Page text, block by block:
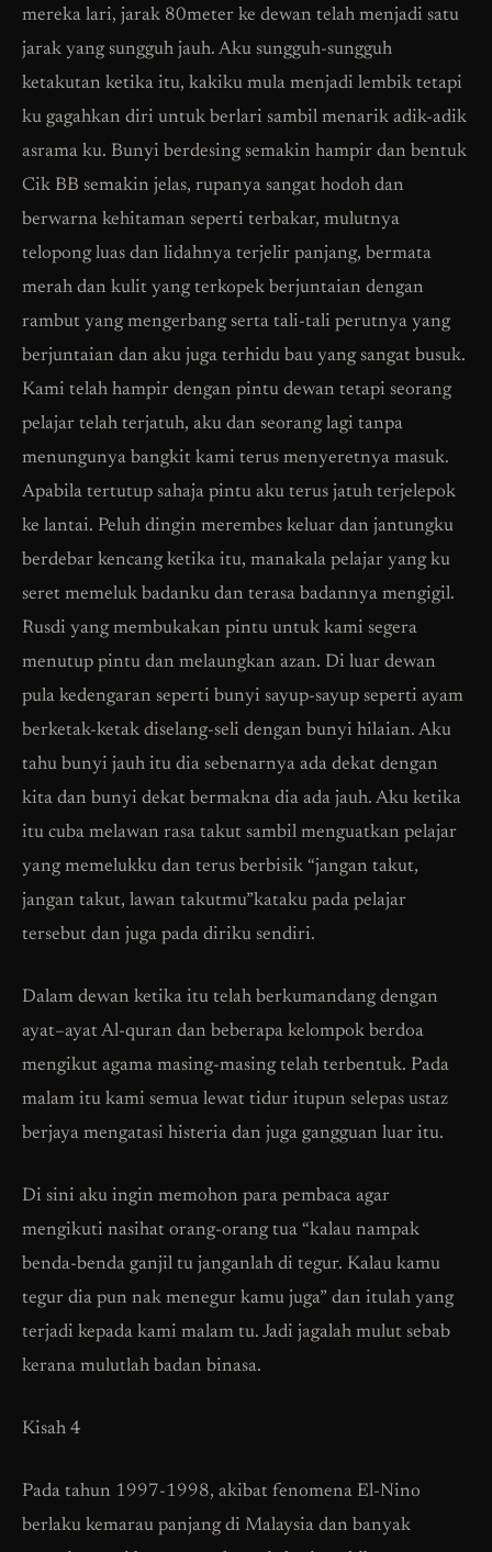
mereka lari, jarak 80meter ke dewan telah menjadi satu
jarak yang sungguh jauh. Aku sungguh-sungguh
ketakutan ketika itu, kakiku mula menjadi lembik tetapi
ku gagahkan diri untuk berlari sambil menarik adik-adik
asrama ku. Bunyi berdesing semakin hampir dan bentuk
Cik BB semakin jelas, rupanya sangat hodoh dan
berwarna kehitaman seperti terbakar, mulutnya
telopong luas dan lidahnya terjelir panjang, bermata
merah dan kulit yang terkopek berjuntaian dengan
rambut yang mengerbang serta tali-tali perutnya yang
berjuntaian dan aku juga terhidu bau yang sangat busuk.
Kami telah hampir dengan pintu dewan tetapi seorang
pelajar telah terjatuh, aku dan seorang lagi tanpa
menungunya bangkit kami terus menyeretnya masuk.
Apabila tertutup sahaja pintu aku terus jatuh terjelepok
ke lantai. Peluh dingin merembes keluar dan jantungku
berdebar kencang ketika itu, manakala pelajar yang ku
seret memeluk badanku dan terasa badannya mengigil.
Rusdi yang membukakan pintu untuk kami segera
menutup pintu dan melaungkan azan. Di luar dewan
pula kedengaran seperti bunyi sayup-sayup seperti ayam
berketak-ketak diselang-seli dengan bunyi hilaian. Aku
tahu bunyi jauh itu dia sebenarnya ada dekat dengan
kita dan bunyi dekat bermakna dia ada jauh. Aku ketika
itu cuba melawan rasa takut sambil menguatkan pelajar
yang memelukku dan terus berbisik “jangan takut,
jangan takut, lawan takutmu”kataku pada pelajar
tersebut dan juga pada diriku sendiri.
Dalam dewan ketika itu telah berkumandang dengan
ayat–ayat Al-quran dan beberapa kelompok berdoa
mengikut agama masing-masing telah terbentuk. Pada
malam itu kami semua lewat tidur itupun selepas ustaz
berjaya mengatasi histeria dan juga gangguan luar itu.
Di sini aku ingin memohon para pembaca agar
mengikuti nasihat orang-orang tua “kalau nampak
benda-benda ganjil tu janganlah di tegur. Kalau kamu
tegur dia pun nak menegur kamu juga” dan itulah yang
terjadi kepada kami malam tu. Jadi jagalah mulut sebab
kerana mulutlah badan binasa.
Kisah 4
Pada tahun 1997-1998, akibat fenomena El-Nino
berlaku kemarau panjang di Malaysia dan banyak